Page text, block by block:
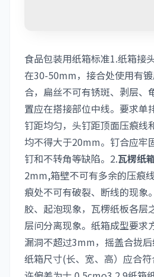
食品包装用纸箱标准1.纸箱接
在30-50mm，接合处使用有
合，扁丝不可有锈斑、剥层、
置应在搭接部位中线。要求单
钉距均匀，头钉距顶面压痕线
均不得大于20mm。钉合应牢
钉和不转角等缺陷。2.瓦楞纸
2mm,箱壁不可有多余的压痕
痕处不可有破裂、断线的现象
胶、起泡现象，瓦楞纸板各层
层问分离现象。纸箱成型要求
漏洞不超过3mm，摇盖合拢后
纸箱尺寸(长、宽、高）应合